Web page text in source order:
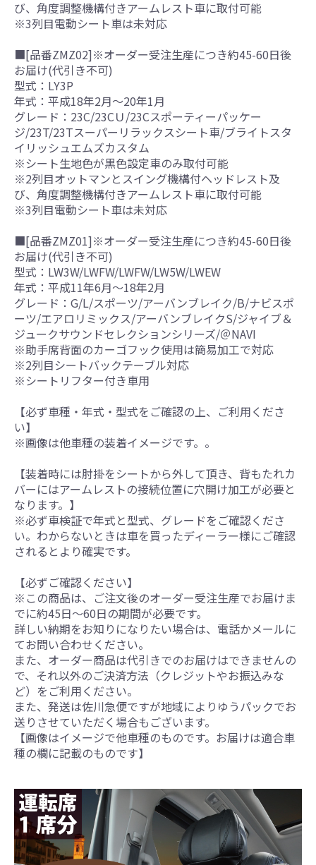
び、角度調整機構付きアームレスト車に取付可能
※3列目電動シート車は未対応
■[品番ZMZ02]※オーダー受注生産につき約45-60日後
お届け(代引き不可)
型式：LY3P
年式：平成18年2月～20年1月
グレード：23C/23CＵ/23Cスポーティーパッケー
ジ/23T/23Tスーパーリラックスシート車/ブライトスタ
イリッシュエムズカスタム
※シート生地色が黒色設定車のみ取付可能
※2列目オットマンとスイング機構付ヘッドレスト及
び、角度調整機構付きアームレスト車に取付可能
※3列目電動シート車は未対応
■[品番ZMZ01]※オーダー受注生産につき約45-60日後
お届け(代引き不可)
型式：LW3W/LWFW/LWFW/LW5W/LWEW
年式：平成11年6月～18年2月
グレード：G/L/スポーツ/アーバンブレイク/B/ナビスポ
ーツ/エアロリミックス/アーバンブレイクS/ジャイブ＆
ジュークサウンドセレクションシリーズ/＠NAVI
※助手席背面のカーゴフック使用は簡易加工で対応
※2列目シートバックテーブル対応
※シートリフター付き車用
【必ず車種・年式・型式をご確認の上、ご利用くださ
い】
※画像は他車種の装着イメージです。。
【装着時には肘掛をシートから外して頂き、背もたれカ
バーにはアームレストの接続位置に穴開け加工が必要と
なります。】
※必ず車検証で年式と型式、グレードをご確認くださ
い。わからないときは車を買ったディーラー様にご確認
されるとより確実です。
【必ずご確認ください】
※この商品は、ご注文後のオーダー受注生産でお届けま
でに約45日～60日の期間が必要です。
詳しい納期をお知りになりたい場合は、電話かメールに
てお問い合わせください。
また、オーダー商品は代引きでのお届けはできませんの
で、それ以外のご決済方法（クレジットやお振込みな
ど）をご利用ください。
また、発送は佐川急便ですが地域によりゆうパックでお
送りさせていただく場合もございます。
【画像はイメージで他車種のものです。お届けは適合車
種の欄に記載のものです】